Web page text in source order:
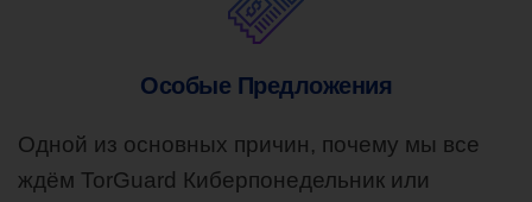
Особые Предложения
Одной из основных причин, почему мы все
ждём TorGuard Киберпонедельник или